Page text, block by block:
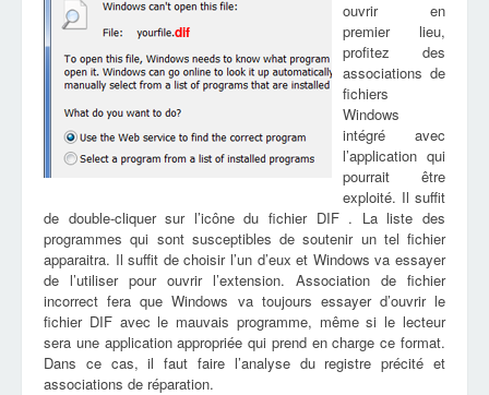
dif
ouvrir en
premier lieu,
profitez des
associations de
fichiers
Windows
intégré avec
l’application qui
pourrait être
exploité. Il suffit
de double-cliquer sur l’icône du fichier DIF . La liste des
programmes qui sont susceptibles de soutenir un tel fichier
apparaitra. Il suffit de choisir l’un d’eux et Windows va essayer
de l’utiliser pour ouvrir l’extension. Association de fichier
incorrect fera que Windows va toujours essayer d’ouvrir le
fichier DIF avec le mauvais programme, même si le lecteur
sera une application appropriée qui prend en charge ce format.
Dans ce cas, il faut faire l’analyse du registre précité et
associations de réparation.